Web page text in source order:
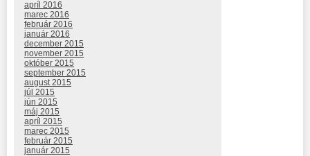
apríl 2016
marec 2016
február 2016
január 2016
december 2015
november 2015
október 2015
september 2015
august 2015
júl 2015
jún 2015
máj 2015
apríl 2015
marec 2015
február 2015
január 2015